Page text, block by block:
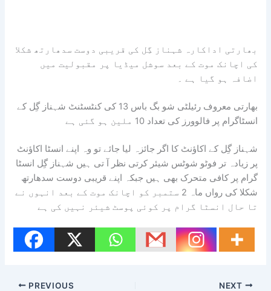
بھارتی اداکارہ شہناز گِل کی قریبی دوست سدھارتھ شکلا
کی اچانک موت کے بعد سوشل میڈیا پر مقبولیت میں
اضافہ ہو گیا ہے ۔
بھارتی معروف رئیلٹی شو بگ باس 13 کی کنٹسٹنٹ شہناز گِل کے
انسٹاگرام پر فالوورز کی تعداد 10 ملین ہو گئی ہے
شہناز گِل کے اکاؤنٹ کا اگر جائزہ لیا جائے تو وہ اپنے انسٹا اکاؤنٹ
پر زیادہ تر فوٹو شوٹس شیئر کرتی نظر آ تی ہیں شہناز گِل انسٹا
گرام پر کافی متحرک بھی ہیں جبکہ اپنے قریبی دوست سدھارتھ
شکلا کی رواں ماہ 2 ستمبر کو اچانک موت کے بعد انہوں نے
تا حال انسٹا گرام پر کوئی پوسٹ شیئر نہیں کی ہے
PREVIOUS NEXT